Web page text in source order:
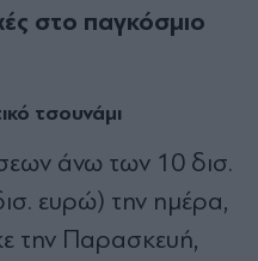
στο παγκόσμιο
τσουνάμι
άνω των 10 δισ.
ευρώ) την ημέρα,
την Παρασκευή,